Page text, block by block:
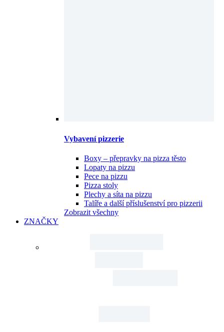
Vybavení pizzerie
Boxy – přepravky na pizza těsto
Lopaty na pizzu
Pece na pizzu
Pizza stoly
Plechy a síta na pizzu
Talíře a další příslušenství pro pizzerii
Zobrazit všechny
ZNAČKY